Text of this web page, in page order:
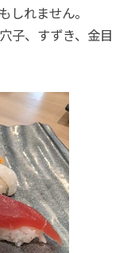
しれません。
子、すずき、金目